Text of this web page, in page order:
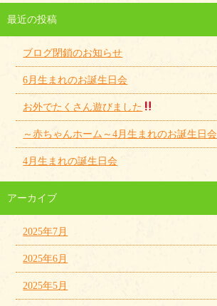
最近の投稿
ブログ閉鎖のお知らせ
6月生まれのお誕生日会
お外でたくさん遊びました
～赤ちゃんホーム～4月生まれのお誕生日会
4月生まれの誕生日会
アーカイブ
2025年7月
2025年6月
2025年5月